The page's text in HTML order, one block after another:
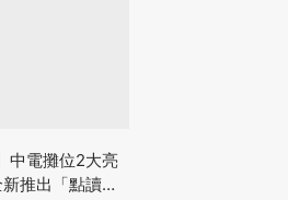
中電攤位2大亮
推出「點讀故